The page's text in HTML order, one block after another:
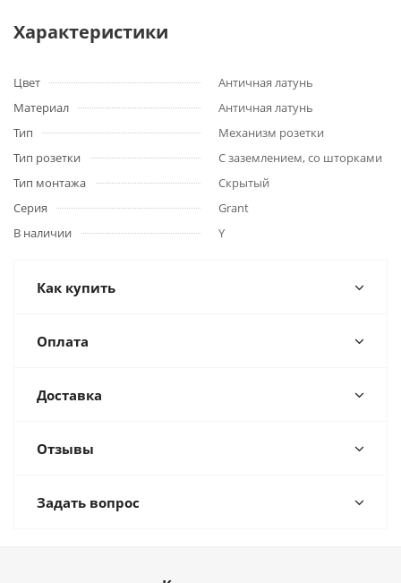
Характеристики
Цвет
Античная латунь
Материал
Античная латунь
Тип
Механизм розетки
Тип розетки
С заземлением, со шторками
Тип монтажа
Скрытый
Серия
Grant
В наличии
Y
Как купить
Оплата
Доставка
Отзывы
Задать вопрос